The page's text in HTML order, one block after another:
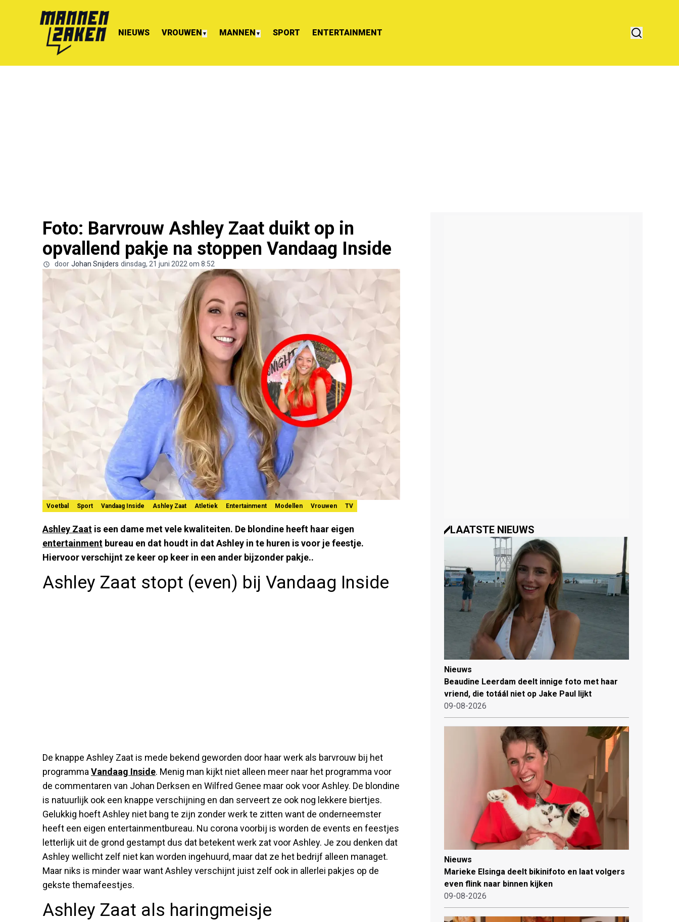
NIEUWS VROUWEN ▼ MANNEN ▼ SPORT ENTERTAINMENT
Foto: Barvrouw Ashley Zaat duikt op in
opvallend pakje na stoppen Vandaag Inside
door Johan Snijders dinsdag, 21 juni 2022 om 8:52
Voetbal Sport Vandaag Inside Ashley Zaat Atletiek Entertainment Modellen Vrouwen TV
Ashley Zaat is een dame met vele kwaliteiten. De blondine heeft haar eigen
entertainment bureau en dat houdt in dat Ashley in te huren is voor je feestje.
Hiervoor verschijnt ze keer op keer in een ander bijzonder pakje..
Ashley Zaat stopt (even) bij Vandaag Inside
De knappe Ashley Zaat is mede bekend geworden door haar werk als barvrouw bij het
programma Vandaag Inside. Menig man kijkt niet alleen meer naar het programma voor
de commentaren van Johan Derksen en Wilfred Genee maar ook voor Ashley. De blondine
is natuurlijk ook een knappe verschijning en dan serveert ze ook nog lekkere biertjes.
Gelukkig hoeft Ashley niet bang te zijn zonder werk te zitten want de onderneemster
heeft een eigen entertainmentbureau. Nu corona voorbij is worden de events en feestjes
letterlijk uit de grond gestampt dus dat betekent werk zat voor Ashley. Je zou denken dat
Ashley wellicht zelf niet kan worden ingehuurd, maar dat ze het bedrijf alleen managet.
Maar niks is minder waar want Ashley verschijnt juist zelf ook in allerlei pakjes op de
gekste themafeestjes.
Ashley Zaat als haringmeisje
LAATSTE NIEUWS
Nieuws
Beaudine Leerdam deelt innige foto met haar
vriend, die totáál niet op Jake Paul lijkt
09-08-2026
Nieuws
Marieke Elsinga deelt bikinifoto en laat volgers
even flink naar binnen kijken
09-08-2026